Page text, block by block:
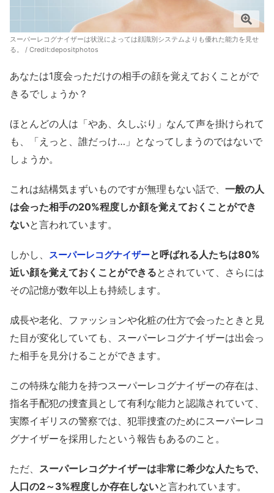
スーパーレコグナイザーは状況によっては顔識別システムよりも優れた能力を見せ
る。 / Credit:depositphotos
あなたは1度会っただけの相手の顔を覚えておくことがで
きるでしょうか？
ほとんどの人は「やあ、久しぶり」なんて声を掛けられて
も、「えっと、誰だっけ…」となってしまうのではないで
しょうか。
これは結構気まずいものですが無理もない話で、 一般の人
は会った相手の20%程度しか顔を覚えておくことができ
ないと言われています。
しかし、 スーパーレコグナイザーと呼ばれる人たちは80%
近い顔を覚えておくことができるとされていて、さらには
その記憶が数年以上も持続します。
成長や老化、ファッションや化粧の仕方で会ったときと見
た目が変化していても、スーパーレコグナイザーは出会っ
た相手を見分けることができます。
この特殊な能力を持つスーパーレコグナイザーの存在は、
指名手配犯の捜査員として有利な能力と認識されていて、
実際イギリスの警察では、犯罪捜査のためにスーパーレコ
グナイザーを採用したという報告もあるのこと。
ただ、 スーパーレコグナイザーは非常に希少な人たちで、
人口の2～3%程度しか存在しないと言われています。